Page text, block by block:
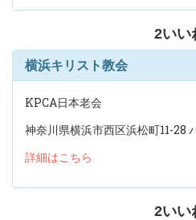
2いい
横浜キリスト教会
KPCA日本老会
神奈川県横浜市西区浜松町11-28
詳細はこちら
2いい